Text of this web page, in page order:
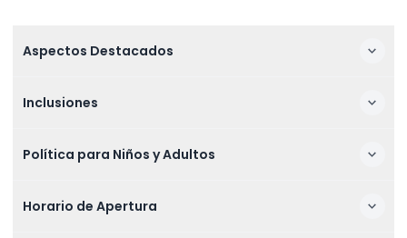
Aspectos Destacados
Inclusiones
Política para Niños y Adultos
Horario de Apertura